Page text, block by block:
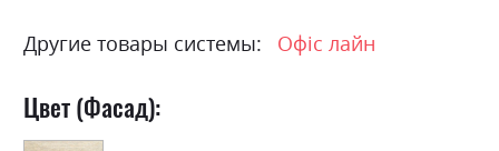
Другие товары системы: Офіс лайн
Цвет (Фасад):